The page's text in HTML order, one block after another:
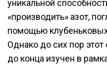
уникальной
«производить» азот,
помощью
Однако до сих пор
до конца изучен в